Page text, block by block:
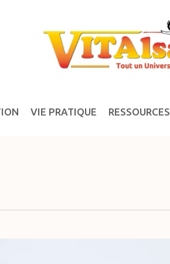
VIE PRATIQUE RESSOURCES